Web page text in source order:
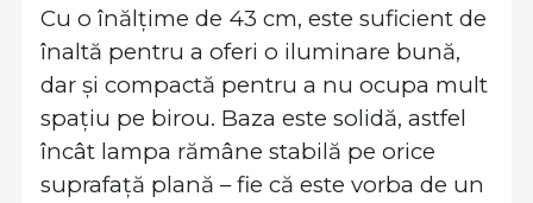
Cu o înălțime de 43 cm, este suficient de
înaltă pentru a oferi o iluminare bună,
dar și compactă pentru a nu ocupa mult
spațiu pe birou. Baza este solidă, astfel
încât lampa rămâne stabilă pe orice
suprafață plană – fie că este vorba de un